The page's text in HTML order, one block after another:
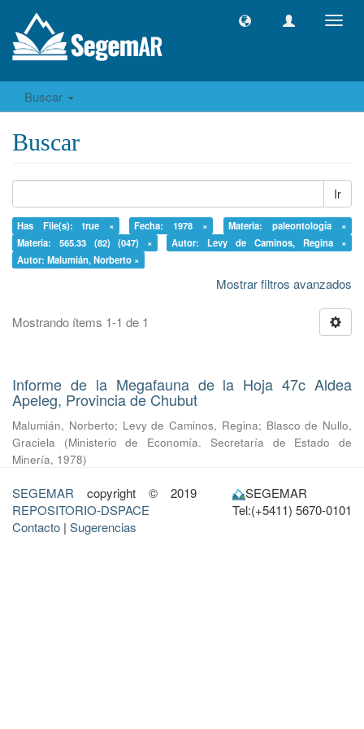
Buscar
Buscar
Ir
Has File(s): true × Fecha: 1978 ×
Materia: paleontología ×
Materia: 565.33 (82) (047) ×
Autor: Levy de Caminos, Regina ×
Autor: Malumián, Norberto ×
Mostrar filtros avanzados
Mostrando ítems 1-1 de 1
Informe de la Megafauna de la Hoja 47c Aldea
Apeleg, Provincia de Chubut
Malumián, Norberto; Levy de Caminos, Regina; Blasco de Nullo,
Graciela
(Ministerio de Economía. Secretaría de Estado de
Minería, 1978)
SEGEMAR copyright © 2019
REPOSITORIO-DSPACE
Contacto | Sugerencias
SEGEMAR
Tel:(+5411) 5670-0101